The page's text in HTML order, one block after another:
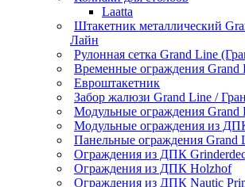
Laatta
Штакетник металлический
Лайн
Рулонная сетка Grand Line
Временные ограждения Grand
Евроштакетник
Забор жалюзи Grand Line /
Модульные ограждения Grand
Модульные ограждения из
Панельные ограждения Grand
Ограждения из ДПК
Ограждения из ДПК Holzhof
Ограждения из ДПК Nautic